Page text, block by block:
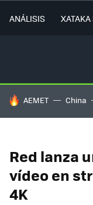
ANÁLISIS XATAKA
HOY SE HABLA DE
AEMET China
Red lanza
vídeo en
4K